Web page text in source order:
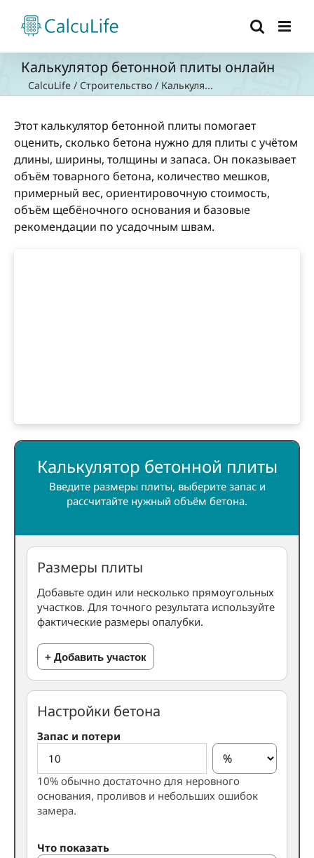
content
Калькулятор бетонной плиты онлайн
CalcuLife / Строительство / Калькуля...
Этот калькулятор бетонной плиты помогает
оценить, сколько бетона нужно для плиты с учётом
длины, ширины, толщины и запаса. Он показывает
объём товарного бетона, количество мешков,
примерный вес, ориентировочную стоимость,
объём щебёночного основания и базовые
рекомендации по усадочным швам.
Калькулятор бетонной плиты
Введите размеры плиты, выберите запас и
рассчитайте нужный объём бетона.
Размеры плиты
Добавьте один или несколько прямоугольных
участков. Для точного результата используйте
фактические размеры опалубки.
+ Добавить участок
Настройки бетона
Запас и потери
10% обычно достаточно для неровного
основания, проливов и небольших ошибок
замера.
Что показать